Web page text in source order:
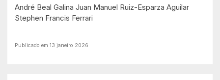
André Beal Galina Juan Manuel Ruiz-Esparza Aguilar
Stephen Francis Ferrari
Publicado em 13 janeiro 2026